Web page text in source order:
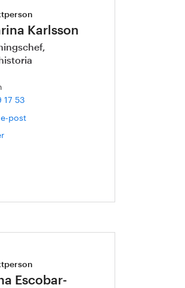
Karlsson
53
post
Escobar-